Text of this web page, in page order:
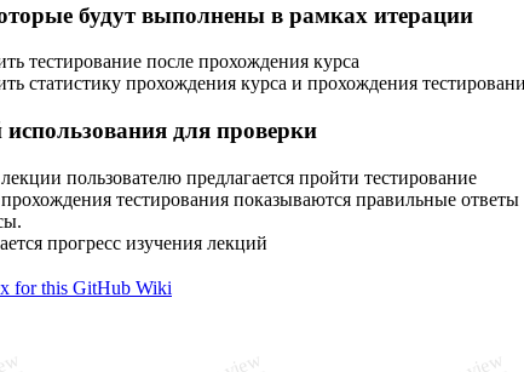
будут выполнены в рамках итерации
тестирование после прохождения курса
статистику прохождения курса и прохождения
для проверки
пользователю предлагается пройти тестирование
тестирования показываются правильные ответы
прогресс изучения лекций
for this GitHub Wiki